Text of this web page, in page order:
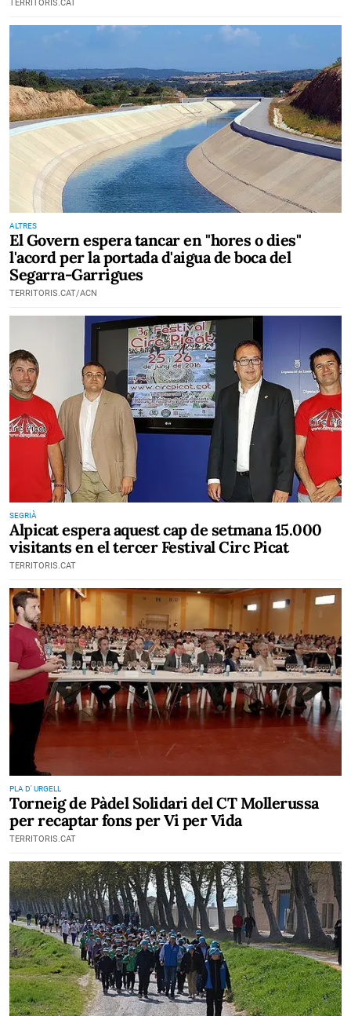
TERRITORIS.CAT
ALTRES
El Govern espera tancar en ''hores o dies''
l'acord per la portada d'aigua de boca del
Segarra-Garrigues
TERRITORIS.CAT/ACN
SEGRIÀ
Alpicat espera aquest cap de setmana 15.000
visitants en el tercer Festival Circ Picat
TERRITORIS.CAT
PLA D' URGELL
Torneig de Pàdel Solidari del CT Mollerussa
per recaptar fons per Vi per Vida
TERRITORIS.CAT